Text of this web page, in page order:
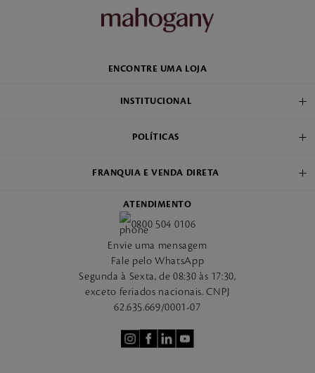
ENCONTRE UMA LOJA
INSTITUCIONAL
POLÍTICAS
FRANQUIA E VENDA DIRETA
ATENDIMENTO
0800 504 0106
Envie uma mensagem
Fale pelo WhatsApp
Segunda à Sexta, de 08:30 às 17:30,
exceto feriados nacionais. CNPJ
62.635.669/0001-07